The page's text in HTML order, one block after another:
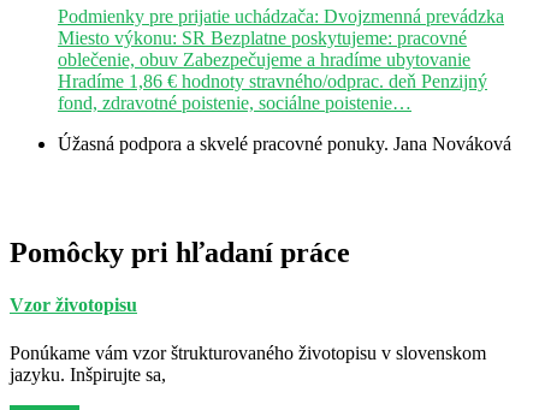
Podmienky pre prijatie uchádzača: Dvojzmenná prevádzka
Miesto výkonu: SR Bezplatne poskytujeme: pracovné
oblečenie, obuv Zabezpečujeme a hradíme ubytovanie
Hradíme 1,86 € hodnoty stravného/odprac. deň Penzijný
fond, zdravotné poistenie, sociálne poistenie…
Úžasná podpora a skvelé pracovné ponuky. Jana Nováková
Pomôcky pri hľadaní práce
Vzor životopisu
Ponúkame vám vzor štrukturovaného životopisu v slovenskom
jazyku. Inšpirujte sa,